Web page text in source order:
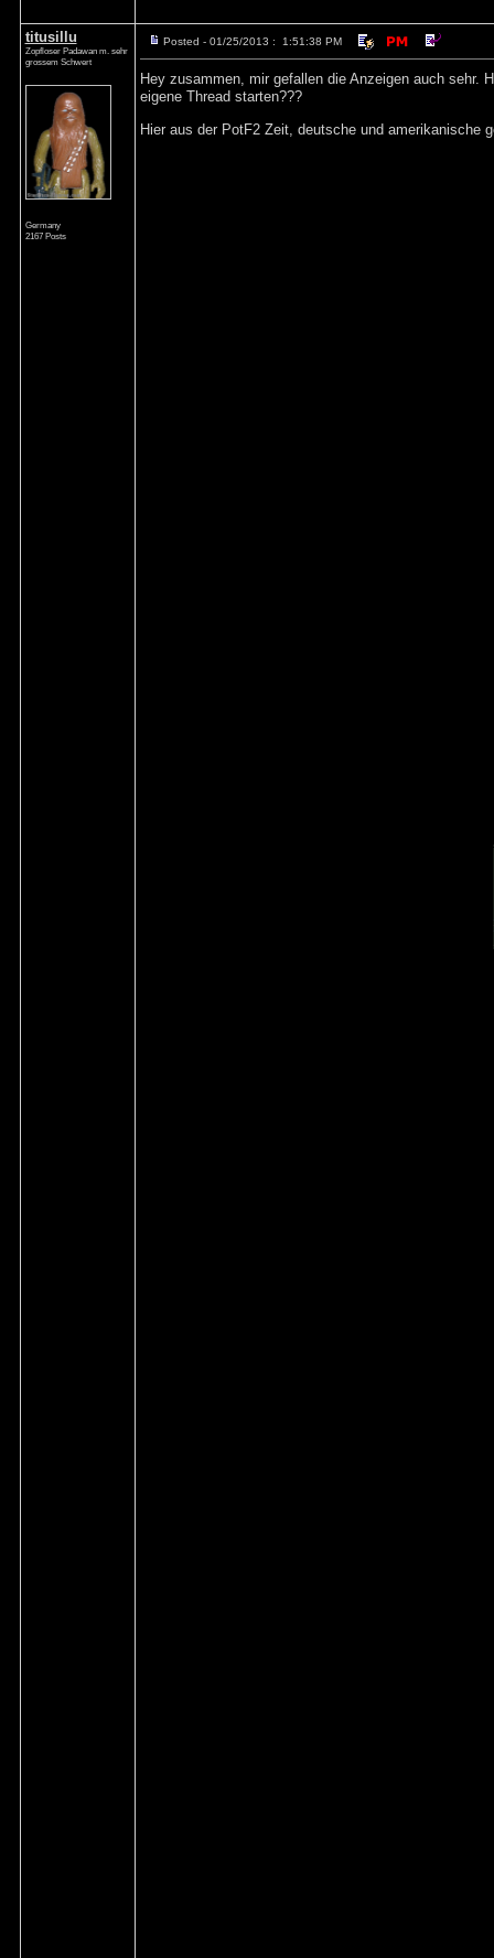
titusillu
Zopfloser Padawan m. sehr
grossem Schwert
Germany
2167 Posts
Posted - 01/25/2013 : 1:51:38 PM
Hey zusammen, mir gefallen die Anzeigen auch sehr.
eigene Thread starten???
Hier aus der PotF2 Zeit, deutsche und amerikanische